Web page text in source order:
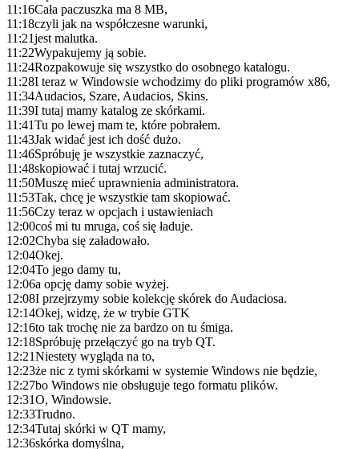
11:16Cała paczuszka ma 8 MB,
11:18czyli jak na współczesne warunki,
11:21jest malutka.
11:22Wypakujemy ją sobie.
11:24Rozpakowuje się wszystko do osobnego katalogu.
11:28I teraz w Windowsie wchodzimy do pliki programów x86,
11:34Audacios, Szare, Audacios, Skins.
11:39I tutaj mamy katalog ze skórkami.
11:41Tu po lewej mam te, które pobrałem.
11:43Jak widać jest ich dość dużo.
11:46Spróbuję je wszystkie zaznaczyć,
11:48skopiować i tutaj wrzucić.
11:50Muszę mieć uprawnienia administratora.
11:53Tak, chcę je wszystkie tam skopiować.
11:56Czy teraz w opcjach i ustawieniach
12:00coś mi tu mruga, coś się ładuje.
12:02Chyba się załadowało.
12:04Okej.
12:04To jego damy tu,
12:06a opcję damy sobie wyżej.
12:08I przejrzymy sobie kolekcję skórek do Audaciosa.
12:14Okej, widzę, że w trybie GTK
12:16to tak trochę nie za bardzo on tu śmiga.
12:18Spróbuję przełączyć go na tryb QT.
12:21Niestety wygląda na to,
12:23że nic z tymi skórkami w systemie Windows nie będzie,
12:27bo Windows nie obsługuje tego formatu plików.
12:31O, Windowsie.
12:33Trudno.
12:34Tutaj skórki w QT mamy,
12:36skórka domyślna,